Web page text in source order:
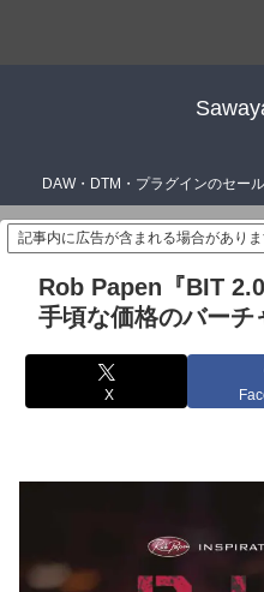
DAW・DTM・プラグインのセー
記事内に広告が含まれる場合があり
Rob Papen『BIT
手頃な価格のバーチ
X